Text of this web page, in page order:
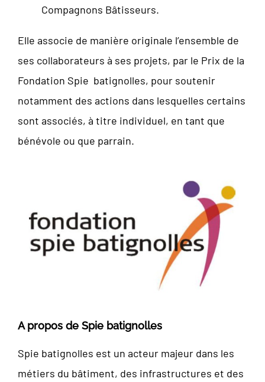
Compagnons Bâtisseurs.
Elle associe de manière originale l’ensemble de
ses collaborateurs à ses projets, par le Prix de la
Fondation Spie batignolles, pour soutenir
notamment des actions dans lesquelles certains
sont associés, à titre individuel, en tant que
bénévole ou que parrain.
A propos de Spie batignolles
Spie batignolles est un acteur majeur dans les
métiers du bâtiment, des infrastructures et des